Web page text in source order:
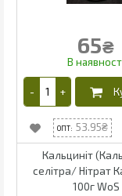
65₴
53.95
Кальциніт
селітра/ Нітрат
100г WoS